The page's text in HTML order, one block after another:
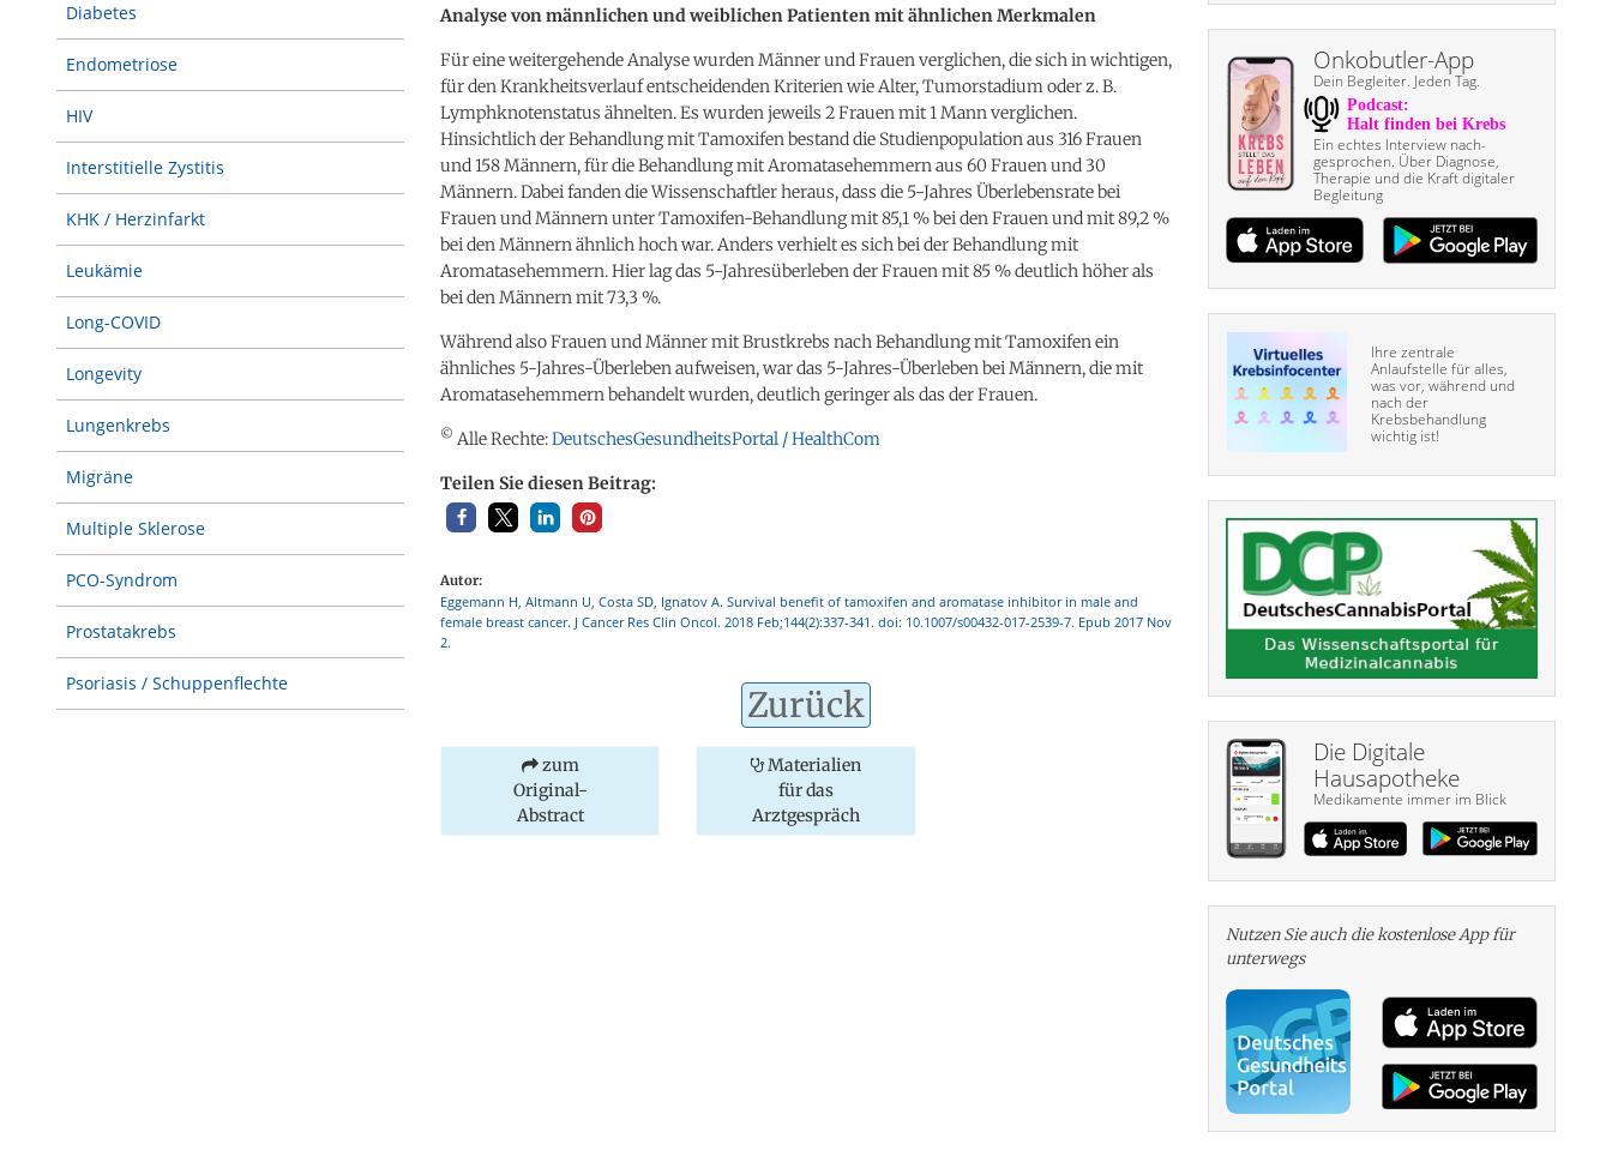
Diabetes
Endometriose
HIV
Interstitielle Zystitis
KHK / Herzinfarkt
Leukämie
Long-COVID
Longevity
Lungenkrebs
Migräne
Multiple Sklerose
PCO-Syndrom
Prostatakrebs
Psoriasis / Schuppenflechte
Analyse von männlichen und weiblichen Patienten mit ähnlichen Merkmalen
Für eine weitergehende Analyse wurden Männer und Frauen verglichen, die sich in wichtigen,
für den Krankheitsverlauf entscheidenden Kriterien wie Alter, Tumorstadium oder z. B.
Lymphknotenstatus ähnelten. Es wurden jeweils 2 Frauen mit 1 Mann verglichen.
Hinsichtlich der Behandlung mit Tamoxifen bestand die Studienpopulation aus 316 Frauen
und 158 Männern, für die Behandlung mit Aromatasehemmern aus 60 Frauen und 30
Männern. Dabei fanden die Wissenschaftler heraus, dass die 5-Jahres Überlebensrate bei
Frauen und Männern unter Tamoxifen-Behandlung mit 85,1 % bei den Frauen und mit 89,2 %
bei den Männern ähnlich hoch war. Anders verhielt es sich bei der Behandlung mit
Aromatasehemmern. Hier lag das 5-Jahresüberleben der Frauen mit 85 % deutlich höher als
bei den Männern mit 73,3 %.
Während also Frauen und Männer mit Brustkrebs nach Behandlung mit Tamoxifen ein
ähnliches 5-Jahres-Überleben aufweisen, war das 5-Jahres-Überleben bei Männern, die mit
Aromatasehemmern behandelt wurden, deutlich geringer als das der Frauen.
© Alle Rechte:DeutschesGesundheitsPortal / HealthCom
Teilen Sie diesen Beitrag:
Autor:
Eggemann H, Altmann U, Costa SD, Ignatov A. Survival benefit of tamoxifen and aromatase inhibitor in male and
female breast cancer. J Cancer Res Clin Oncol. 2018 Feb;144(2):337-341. doi: 10.1007/s00432-017-2539-7. Epub 2017 Nov
2.
Zurück
zum
Original-
Abstract
Materialien
für das
Arztgespräch
Onkobutler-App
Dein Begleiter. Jeden Tag.
Ein echtes Interview nach­
gesprochen. Über Diagnose,
Therapie und die Kraft digitaler
Begleitung
Ihre zentrale
Anlaufstelle für alles,
was vor, während und
nach der
Krebsbehandlung
wichtig ist!
Die Digitale
Hausapotheke
Medikamente immer im Blick
Nutzen Sie auch die kosten­lose App für
unterwegs